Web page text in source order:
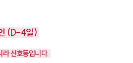
(D-4일)
라 신호등입니다.